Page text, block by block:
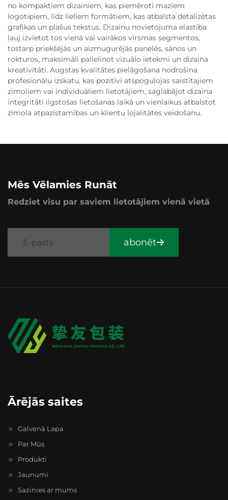
no kompaktiem dizainiem, kas piemēroti maziem
logotipiem, līdz lieliem formātiem, kas atbalsta detalizētas
grafikas un plašus tekstus. Dizainu novietojuma elastība
ļauj izvietot tos vienā vai vairākos virsmas segmentos,
tostarp priekšējās un aizmugurējās panelēs, sānos un
rokturos, maksimāli palielinot vizuālo ietekmi un dizaina
kreativitāti. Augstas kvalitātes pielāgošana nodrošina
profesionālu izskatu, kas pozitīvi atspoguļojas saistītajiem
zīmoliem vai individuāliem lietotājiem, saglabājot dizaina
integritāti ilgstošas lietošanas laikā un vienlaikus atbalstot
zīmola atpazīstamības un klientu lojalitātes veidošanu.
Mēs Vēlamies Runāt
Redziet visu par saviem lietotājiem vienā vietā
abonēt
Ārējās saites
Galvenā Lapa
Par Mūs
Produkti
Jaunumi
Sazinies ar mums